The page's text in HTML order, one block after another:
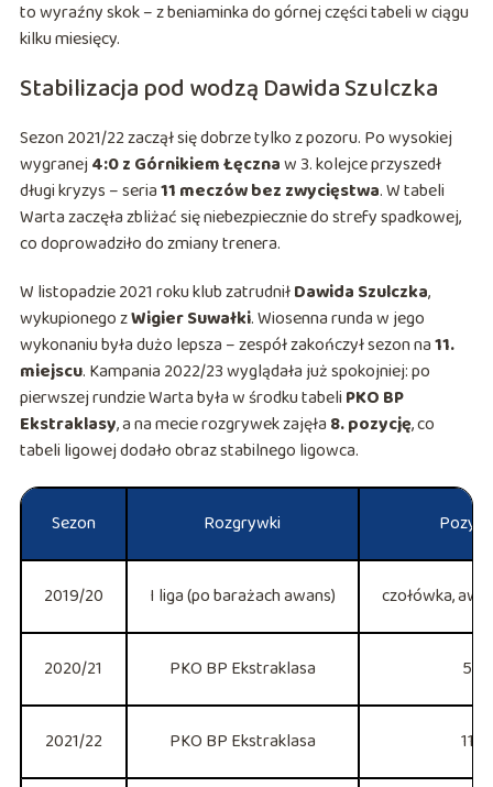
to wyraźny skok – z beniaminka do górnej części tabeli w ciągu
kilku miesięcy.
Stabilizacja pod wodzą Dawida Szulczka
Sezon 2021/22 zaczął się dobrze tylko z pozoru. Po wysokiej
wygranej4:0 z Górnikiem Łęcznaw 3. kolejce przyszedł
długi kryzys – seria11 meczów bez zwycięstwa. W tabeli
Warta zaczęła zbliżać się niebezpiecznie do strefy spadkowej,
co doprowadziło do zmiany trenera.
W listopadzie 2021 roku klub zatrudniłDawida Szulczka,
wykupionego zWigier Suwałki. Wiosenna runda w jego
wykonaniu była dużo lepsza – zespół zakończył sezon na11.
miejscu. Kampania 2022/23 wyglądała już spokojniej: po
pierwszej rundzie Warta była w środku tabeli PKO BP
Ekstraklasy, a na mecie rozgrywek zajęła 8. pozycję, co
tabeli ligowej dodało obraz stabilnego ligowca.
Sezon Rozgrywki
2019/20 I liga (po barażach awans) czołówka,
2020/21 PKO BP Ekstraklasa 5.
2021/22 PKO BP Ekstraklasa 11.